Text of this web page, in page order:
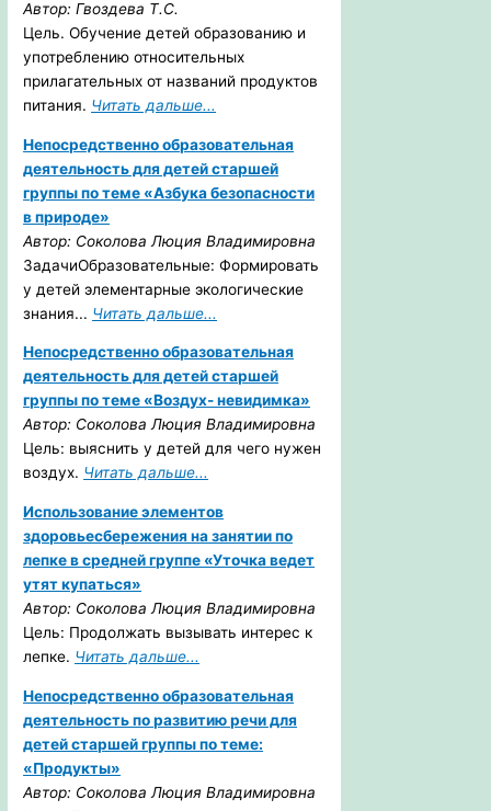
Автор: Гвоздева Т.С.
Цель. Обучение детей образованию и
употреблению относительных
прилагательных от названий продуктов
питания. Читать дальше...
Непосредственно образовательная
деятельность для детей старшей
группы по теме «Азбука безопасности
в природе»
Автор: Соколова Люция Владимировна
ЗадачиОбразовательные: Формировать
у детей элементарные экологические
знания... Читать дальше...
Непосредственно образовательная
деятельность для детей старшей
группы по теме «Воздух- невидимка»
Автор: Соколова Люция Владимировна
Цель: выяснить у детей для чего нужен
воздух. Читать дальше...
Использование элементов
здоровьесбережения на занятии по
лепке в средней группе «Уточка ведет
утят купаться»
Автор: Соколова Люция Владимировна
Цель: Продолжать вызывать интерес к
лепке. Читать дальше...
Непосредственно образовательная
деятельность по развитию речи для
детей старшей группы по теме:
«Продукты»
Автор: Соколова Люция Владимировна